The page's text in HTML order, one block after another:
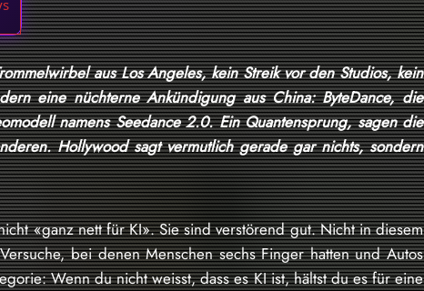
aus Los Angeles, kein Streik vor den Studios, kein
eine nüchterne Ankündigung aus China: ByteDance, die
namens Seedance 2.0. Ein Quantensprung, sagen die
Hollywood sagt vermutlich gerade gar nichts, sondern
«ganz nett für KI». Sie sind verstörend gut. Nicht in diesem
bei denen Menschen sechs Finger hatten und Autos
Wenn du nicht weisst, dass es KI ist, hältst du es für eine